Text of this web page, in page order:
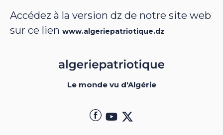
Accédez à la version dz de notre site web
sur ce lien www.algeriepatriotique.dz
Le monde vu d'Algérie